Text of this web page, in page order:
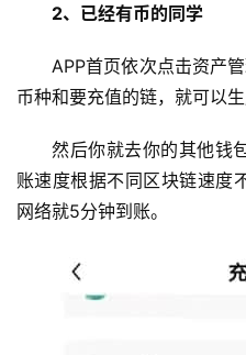
情
币
2、已经有币的同学
APP首页依次点击资产
币种和要充值的链，就可以生
然后你就去你的其他钱
账速度根据不同区块链速度
网络就5分钟到账。